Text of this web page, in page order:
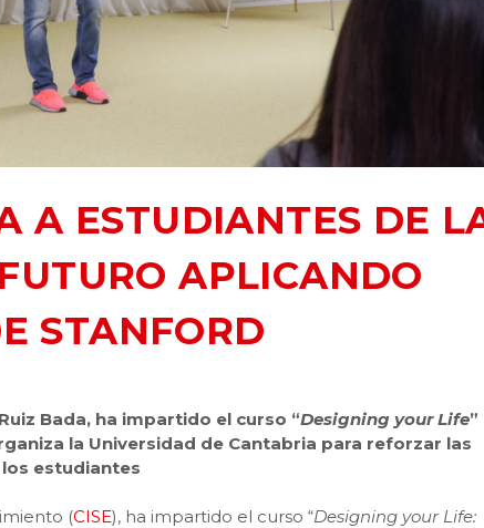
A ESTUDIANTES DE
APLICANDO
STANFORD
Bada, ha impartido el curso “Designing your Life”
la Universidad de Cantabria para reforzar las
estudiantes
(CISE), ha impartido el curso “Designing your Life: